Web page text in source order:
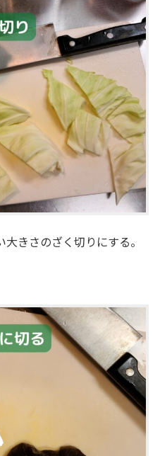
きさのざく切りにする。